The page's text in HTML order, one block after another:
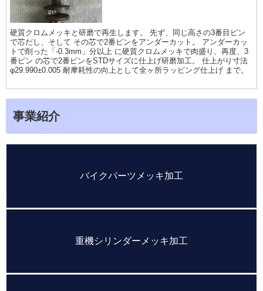
硬質クロムメッキと研磨で再生します。 先ず、同じ高さの3番目ピン
で芯だし、そして その芯で2番ピンをアンダーカット。 アンダーカッ
トで削った「-0.3mm」分以上 に硬質クロムメッキで肉盛り、再度、3
番ピン の芯で2番ピンをSTDサイズに仕上げ研磨加工。 仕上がり寸法
φ29.990±0.005 耐摩耗性の向上として全ヶ所ラッピング仕上げ まで。
事業紹介
バイクパーツメッキ加工
重機シリンダーメッキ加工